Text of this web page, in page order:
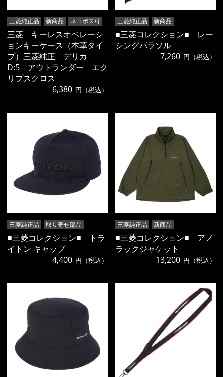
三菱純正品 新商品 ネコポス可
三菱 キーレスオペレーシ
ョンキーケース（本革タイ
プ）三菱純正 デリカ
D:5 アウトランダー エク
リプスクロス
6,380 円（税込）
三菱純正品 新商品
■三菱コレクション■ レー
シングパラソル
7,260 円（税込）
三菱純正品 取り寄せ部品
■三菱コレクション■ トラ
イトン キャップ
4,400 円（税込）
三菱純正品 新商品
■三菱コレクション■ アノ
ラックジャケット
13,200 円（税込）